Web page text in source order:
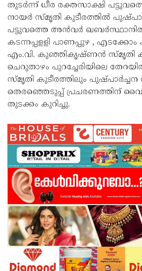
തുടര്‍ന്ന് ധീര രക്തസാക്ഷി
നായര്‍ സ്മൃതി കുടീരത്തില്‍
പട്ടുവത്തെ അന്‍വര്‍
കടന്നപ്പളളി പാണപ്പുഴ ,
എം.വി. കുഞ്ഞികൃഷ്ണന്‍ സ്മൃതി
ചെറുതാഴം പുറച്ചേരിയിലെ
സ്മൃതി കുടീരത്തിലും പുഷ്പാര്‍ച്ചന
തെരഞ്ഞെടുപ്പ് പ്രചരണത്തിന്
തുടക്കം കുറിച്ചു.